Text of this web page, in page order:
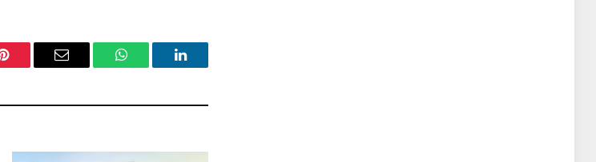
Pinterest Email WhatsAppLinkedIn